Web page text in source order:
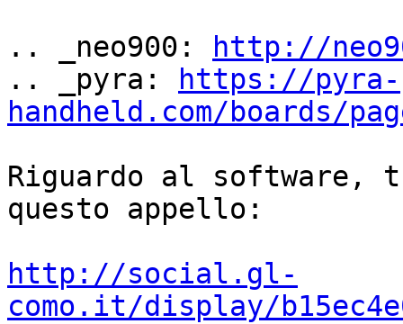
.. _neo900:
http://
.. _pyra:
https://pyra-
handheld.com/boards/
Riguardo al software,
questo appello:
http://social.gl-
como.it/display/